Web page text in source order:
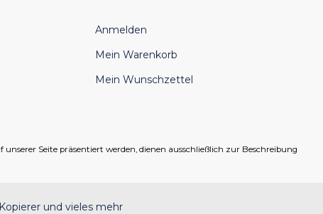
Anmelden
Mein Warenkorb
Mein Wunschzettel
Seite präsentiert werden, dienen ausschließlich zur Beschreibung
und vieles mehr